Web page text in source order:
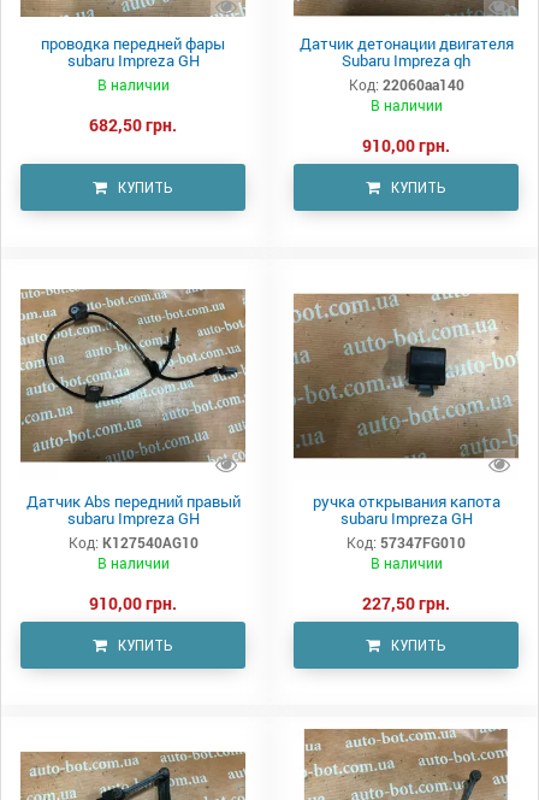
проводка передней фары
subaru Impreza GH
В наличии
682,50 грн.
КУПИТЬ
Датчик детонации двигателя
Subaru Impreza gh
Код: 22060aa140
В наличии
910,00 грн.
КУПИТЬ
Датчик Abs передний правый
subaru Impreza GH
Код: K127540AG10
В наличии
910,00 грн.
КУПИТЬ
ручка открывания капота
subaru Impreza GH
Код: 57347FG010
В наличии
227,50 грн.
КУПИТЬ